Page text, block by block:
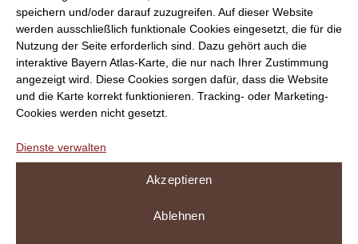
speichern und/oder darauf zuzugreifen. Auf dieser Website
werden ausschließlich funktionale Cookies eingesetzt, die für die
Nutzung der Seite erforderlich sind. Dazu gehört auch die
interaktive Bayern Atlas-Karte, die nur nach Ihrer Zustimmung
angezeigt wird. Diese Cookies sorgen dafür, dass die Website
und die Karte korrekt funktionieren. Tracking- oder Marketing-
Cookies werden nicht gesetzt.
Dienste verwalten
Akzeptieren
Ablehnen
VERÖFFENTLICHT AM 18. MAI 2026 VON SEMPT
APOTHEKE